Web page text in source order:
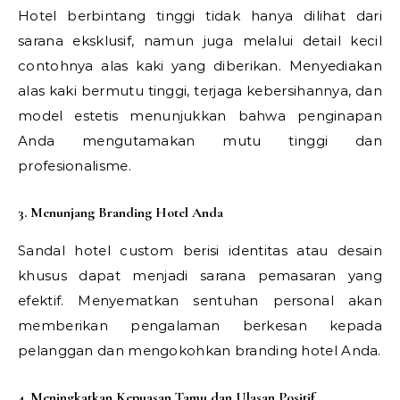
Hotel berbintang tinggi tidak hanya dilihat dari
sarana eksklusif, namun juga melalui detail kecil
contohnya alas kaki yang diberikan. Menyediakan
alas kaki bermutu tinggi, terjaga kebersihannya, dan
model estetis menunjukkan bahwa penginapan
Anda mengutamakan mutu tinggi dan
profesionalisme.
3. Menunjang Branding Hotel Anda
Sandal hotel custom berisi identitas atau desain
khusus dapat menjadi sarana pemasaran yang
efektif. Menyematkan sentuhan personal akan
memberikan pengalaman berkesan kepada
pelanggan dan mengokohkan branding hotel Anda.